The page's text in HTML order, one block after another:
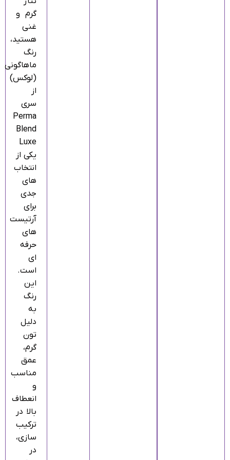
گرم و
غنی
هستید،
رنگ
ماهاگونی
(لوکس)
از
سری
Perma
Blend
Luxe
یکی از
انتخاب‌
های
جدی
برای
آرتیست‌
های
حرفه‌
ای
است.
این
رنگ
به‌
دلیل
تون
گرم،
عمق
مناسب
و
انعطاف
بالا در
ترکیب‌
سازی،
در